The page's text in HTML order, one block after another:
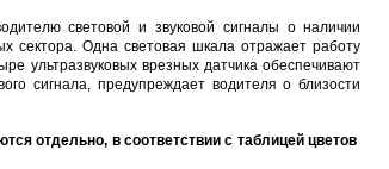
световой и звуковой сигналы о наличии
сектора. Одна световая шкала отражает работу
ультразвуковых врезных датчика обеспечивают
сигнала, предупреждает водителя о близости
отдельно, в соответствии с таблицей цветов